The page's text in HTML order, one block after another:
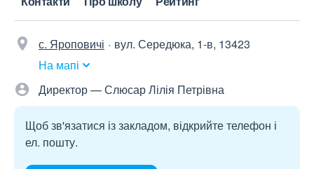
с. Яроповичі
вул. Середюка, 1-в, 13423
На мапі
Директор — Слюсар Лілія Петрівна
Щоб зв'язатися із закладом, відкрийте телефон і
ел. пошту.